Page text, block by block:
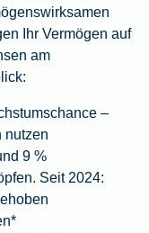
Ihr Vermögen auf
am
–
nutzen
9 %
Seit 2024: